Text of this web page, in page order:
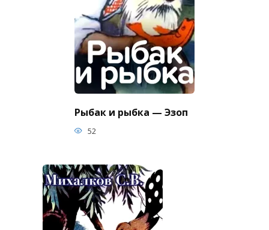
Рыбак и рыбка — Эзоп
52